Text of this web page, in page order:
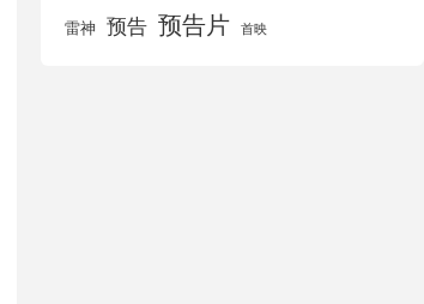
雷神 预告 预告片 首映